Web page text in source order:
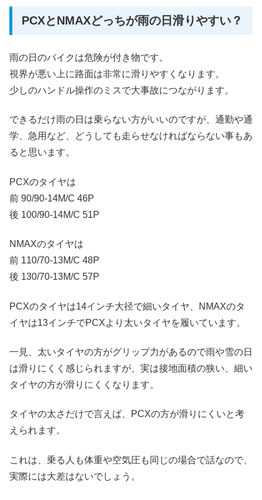
PCXとNMAXどっちが雨の日滑りやすい？
雨の日のバイクは危険が付き物です。
視界が悪い上に路面は非常に滑りやすくなります。
少しのハンドル操作のミスで大事故につながります。
できるだけ雨の日は乗らない方がいいのですが、通勤や通
学、急用など、どうしても走らせなければならない事もあ
ると思います。
PCXのタイヤは
前 90/90-14M/C 46P
後 100/90-14M/C 51P
NMAXのタイヤは
前 110/70-13M/C 48P
後 130/70-13M/C 57P
PCXのタイヤは14インチ大径で細いタイヤ、NMAXのタ
イヤは13インチでPCXより太いタイヤを履いています。
一見、太いタイヤの方がグリップ力があるので雨や雪の日
は滑りにくく感じられますが、実は接地面積の狭い、細い
タイヤの方が滑りにくくなります。
タイヤの太さだけで言えば、PCXの方が滑りにくいと考
えられます。
これは、乗る人も体重や空気圧も同じの場合で話なので、
実際には大差はないでしょう。